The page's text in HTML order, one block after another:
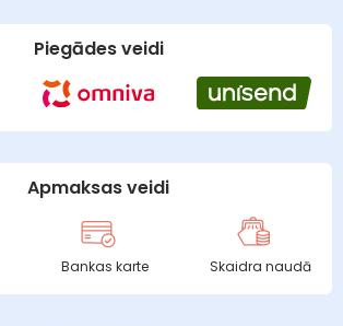
Piegādes veidi
Apmaksas veidi
Bankas karte Skaidra naudā